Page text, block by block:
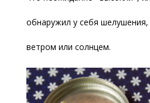
обнаружил у себя
ветром или солнцем.